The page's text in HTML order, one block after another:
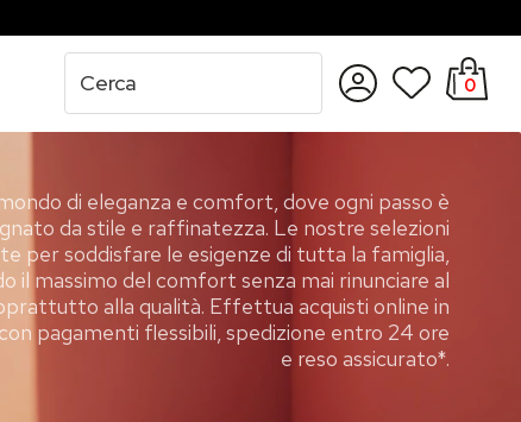
Accedi
0
di eleganza e comfort, dove ogni passo è
da stile e raffinatezza. Le nostre selezioni
per soddisfare le esigenze di tutta la famiglia,
il massimo del comfort senza mai rinunciare al
alla qualità. Effettua acquisti online in
pagamenti flessibili, spedizione entro 24 ore
e reso assicurato*.